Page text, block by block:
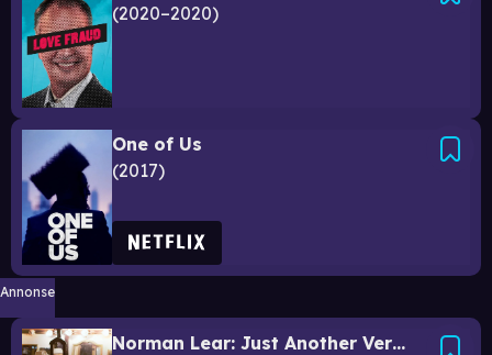
2020–2020
One of Us
2017
Annonse
Norman Lear: Just Another Version of You